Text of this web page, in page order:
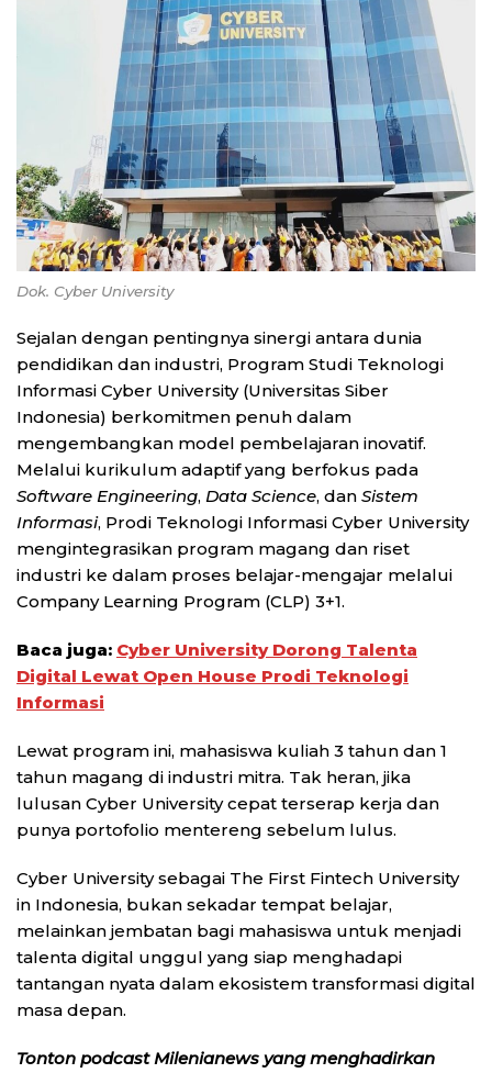
Dok. Cyber University
Sejalan dengan pentingnya sinergi antara dunia
pendidikan dan industri, Program Studi Teknologi
Informasi Cyber University (Universitas Siber
Indonesia) berkomitmen penuh dalam
mengembangkan model pembelajaran inovatif.
Melalui kurikulum adaptif yang berfokus pada
Software Engineering, Data Science, dan Sistem
Informasi, Prodi Teknologi Informasi Cyber University
mengintegrasikan program magang dan riset
industri ke dalam proses belajar-mengajar melalui
Company Learning Program (CLP) 3+1.
Baca juga: Cyber University Dorong Talenta
Digital Lewat Open House Prodi Teknologi
Informasi
Lewat program ini, mahasiswa kuliah 3 tahun dan 1
tahun magang di industri mitra. Tak heran, jika
lulusan Cyber University cepat terserap kerja dan
punya portofolio mentereng sebelum lulus.
Cyber University sebagai The First Fintech University
in Indonesia, bukan sekadar tempat belajar,
melainkan jembatan bagi mahasiswa untuk menjadi
talenta digital unggul yang siap menghadapi
tantangan nyata dalam ekosistem transformasi digital
masa depan.
Tonton podcast Milenianews yang menghadirkan